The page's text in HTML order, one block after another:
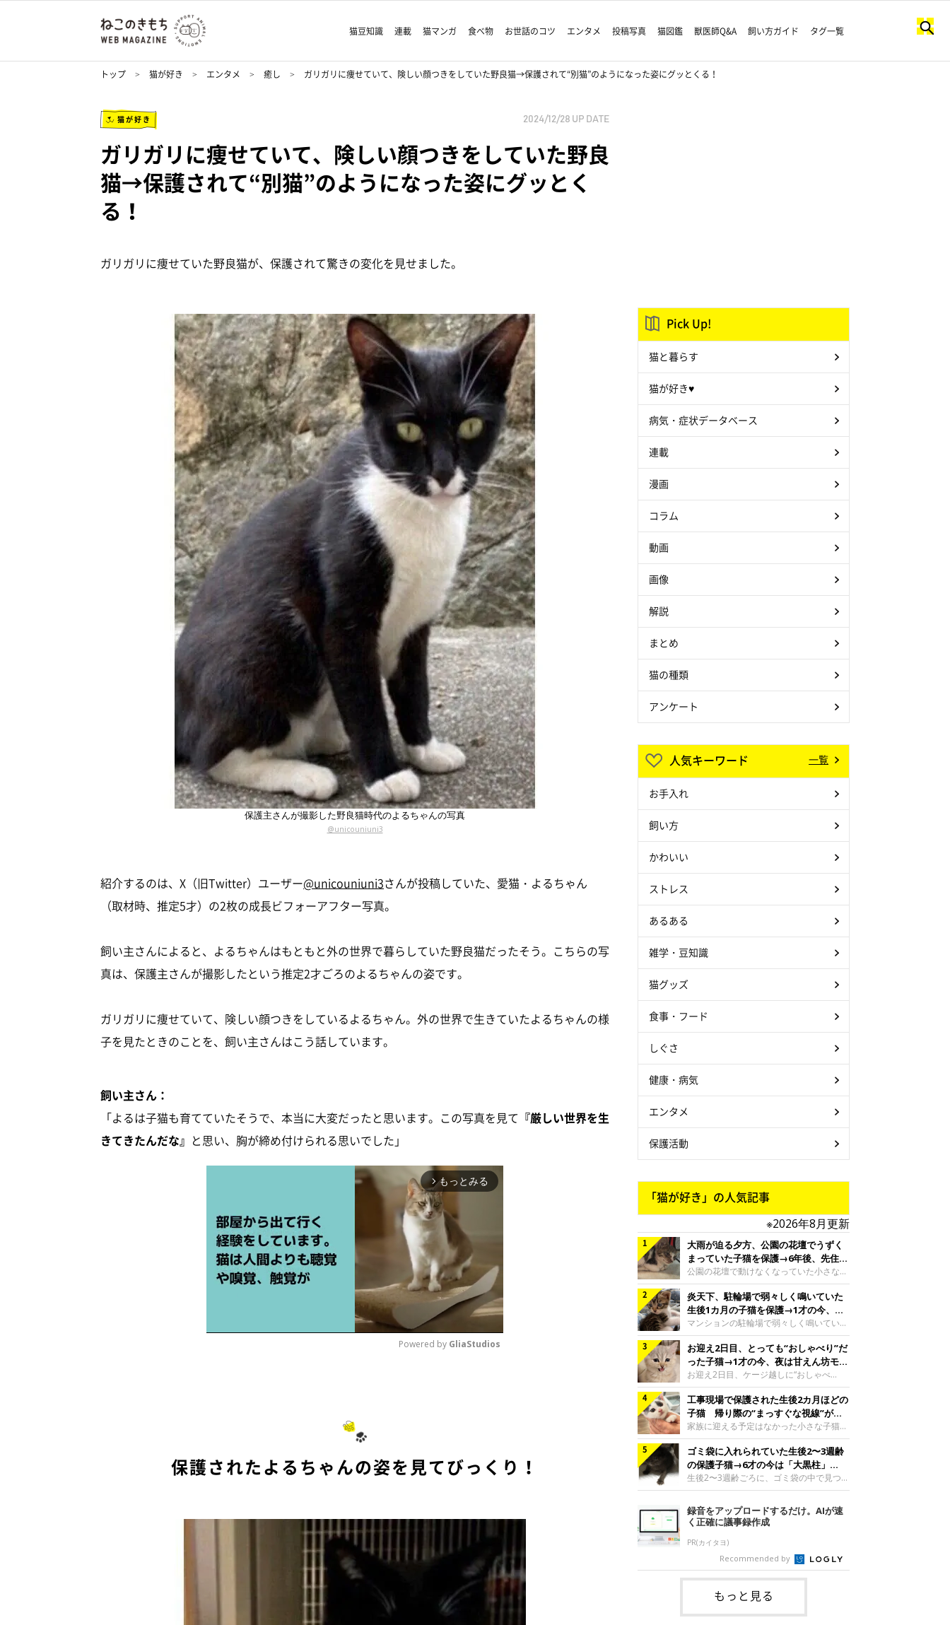
猫豆知識 連載 猫マンガ 食べ物 お世話のコツ エンタメ 投稿写真 猫図鑑 獣医師Q&A 飼い方ガイド タグ一覧
トップ 猫が好き エンタメ 癒し ガリガリに痩せていて、険しい顔つきをしていた野良猫→保護されて“別猫”のようになった姿にグッとくる！
猫が好き 2024/12/28 UP DATE
ガリガリに痩せていて、険しい顔つきをしていた野良
猫→保護されて“別猫”のようになった姿にグッとく
る！
ガリガリに痩せていた野良猫が、保護されて驚きの変化を見せました。
保護主さんが撮影した野良猫時代のよるちゃんの写真
@unicouniuni3
紹介するのは、X（旧Twitter）ユーザー@unicouniuni3さんが投稿していた、愛猫・よるちゃん
（取材時、推定5才）の2枚の成長ビフォーアフター写真。
飼い主さんによると、よるちゃんはもともと外の世界で暮らしていた野良猫だったそう。こちらの写
真は、保護主さんが撮影したという推定2才ごろのよるちゃんの姿です。
ガリガリに痩せていて、険しい顔つきをしているよるちゃん。外の世界で生きていたよるちゃんの様
子を見たときのことを、飼い主さんはこう話しています。
飼い主さん：
「よるは子猫も育てていたそうで、本当に大変だったと思います。この写真を見て 『厳しい世界を生
きてきたんだな』 と思い、胸が締め付けられる思いでした」
arrow_forward_ios もっとみる
Powered by GliaStudios
保護されたよるちゃんの姿を見てびっくり！
Pick Up!
猫と暮らす
猫が好き♥
病気・症状データベース
連載
漫画
コラム
動画
画像
解説
まとめ
猫の種類
アンケート
人気キーワード 一覧
お手入れ
飼い方
かわいい
ストレス
あるある
雑学・豆知識
猫グッズ
食事・フード
しぐさ
健康・病気
エンタメ
保護活動
「猫が好き」の人気記事
※2026年8月更新
大雨が迫る夕方、公園の花壇でうずく
まっていた子猫を保護→6年後、先住猫
と“姉妹”のような関係に
公園の花壇で動けなくなっていた小さな子
猫。家族に迎えられてから6年、先住猫と
の間には深い絆が育まれていました。保護
当時のティダちゃん。
@muumuu62197189紹介するのは、
X（旧Twitter）ユーザー
@muumuu62197189さんの愛猫・ティダ
ちゃん（取材時6才）の成長記録です。こ
ちらは、生後3カ月ごろのティダちゃん。
飼い主さんが出会ったのは、夜から大雨に
なると予報されていた日の夕方でした。花
壇で動けずにいた子猫保護したばかりのテ
ィダちゃん。@muumuu62197189飼い主
さんは、公園の
炎天下、駐輪場で弱々しく鳴いていた
生後1カ月の子猫を保護→1才の今、筋
肉質でツンデレなコに成長
マンションの駐輪場で弱々しく鳴いてい
た、生後1カ月ほどの子猫。家族に迎えら
れてから1年、体も行動も大きく成長しま
した。炎天下の駐輪場で鳴いていた小さな
子猫保護当時のモモちゃん。@Kingponzu
紹介するのは、X（旧Twitter）ユーザー
@Kingponzuさんの愛猫・モモちゃん（取
材時1才）の成長記録です。こちらは、モ
モちゃんが生後1カ月ごろに撮影された一
枚。飼い主さんの自宅マンションの駐輪場
で鳴いていたところを保護された当時の姿
です。子猫時代のモモちゃん。
@Kingponzuその日は気温が35℃を
お迎え2日目、とっても“おしゃべり”だ
った子猫→1才の今、夜は甘えん坊モー
ドになるコに成長！
お迎え2日目、ケージ越しに“おしゃべ
り”する姿を見せていた子猫。1才になった
今も見せる愛らしい姿にキュンとします。
お迎え2日目、ケージ越しに何かを伝える
ももちゃん“おしゃべり”なももちゃん。
@poocoonyan紹介するのは、Instagram
ユーザー@poocoonyanさんの愛猫・もも
ちゃん（取材時1才／マンチカン）です。
こちらの動画は、ももちゃんが生後2カ月
を過ぎたころ、お迎え2日目に撮影された
ため、当時はケージの中で過ごしていまし
た。鳴いてアピールするももち
工事現場で保護された生後2カ月ほどの
子猫 帰り際の“まっすぐな視線”が忘
れられず、家族の一員に
家族に迎える予定はなかった小さな子猫。
帰り際に見せた姿が、飼い主さんの心に残
りました。保護当時の夏目ちゃん。
@shibainu_rintaro紹介するのは、
Instagramユーザー@shibainu_rintaroさ
んの愛猫・夏目（なつめ）ちゃん（取材時
3才）。工事現場で親猫とはぐれたとみら
れ、保護された当時は生後2カ月ほどだっ
たといいます。新しい飼い主を探すつもり
が……保護されてケージに入っている夏目
ちゃん。@shibainu_rintaro夏目ちゃんを
保護したのは、以前、飼い主さんの愛猫・
ちくわく
ゴミ袋に入れられていた生後2〜3週齢
の保護子猫→6才の今は「大黒柱」
に！ 美しい黒猫に成長した姿にグッ
とくる
生後2〜3週齢ごろに、ゴミ袋の中で見つか
った小さな命。ミルクから育てられたその
子猫は今、家族に欠かせない存在へと成長
しました。ゴミ袋の中で見つかった、ミニ
モグラのような子猫よちよち歩きをしてい
たころの、生後2〜3週齢ごろのドンちゃ
ん。@doddou_1今回紹介するのは、
X（旧Twitter）ユーザー@doddou_1さん
の愛猫・ドンちゃん（取材時、推定6才／
本名：ドミトリー・ドンスコイ）。ドンち
ゃんは、保護猫でした。ドンちゃんが見つ
かったのは、飼い主さんの姉の勤め先の敷
録音をアップロードするだけ。AIが速
く正確に議事録作成
PR(カイタヨ)
Recommended by
もっと見る